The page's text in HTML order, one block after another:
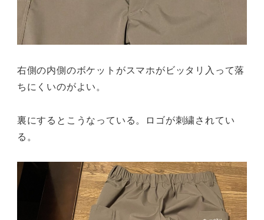
右側の内側のボケットがスマホがビッタリ入って落
ちにくいのがよい。
裏にするとこうなっている。ロゴが刺繍されてい
る。